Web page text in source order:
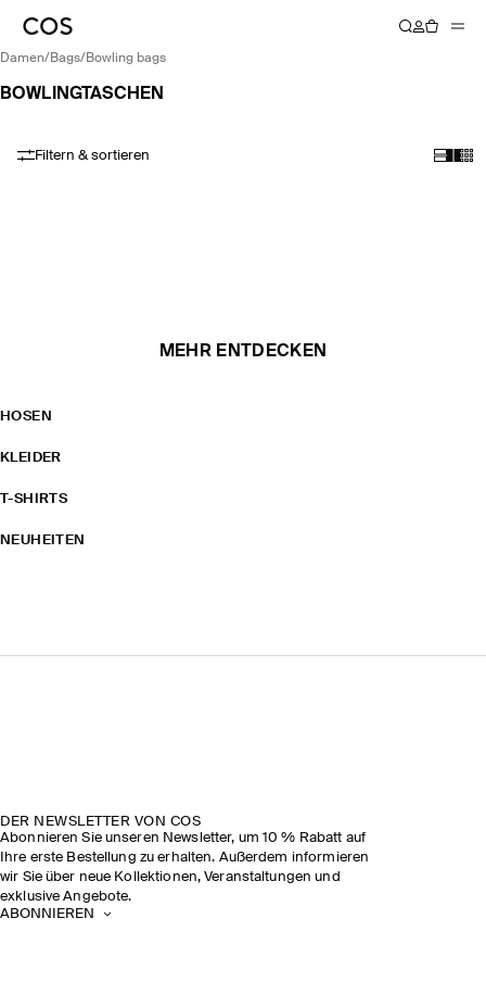
damen/ bags/ bowling bags
BOWLINGTASCHEN
Filtern & sortieren
MEHR ENTDECKEN
HOSEN
KLEIDER
T-SHIRTS
NEUHEITEN
DER NEWSLETTER VON COS
Abonnieren Sie unseren Newsletter, um 10 % Rabatt auf
Ihre erste Bestellung zu erhalten. Außerdem informieren
wir Sie über neue Kollektionen, Veranstaltungen und
exklusive Angebote.
ABONNIEREN